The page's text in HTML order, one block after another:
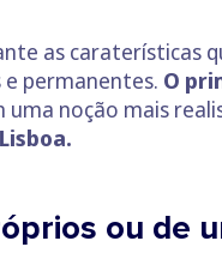
as caraterísticas
permanentes. O
uma noção mais
ou de